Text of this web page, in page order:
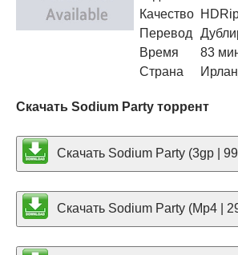
Качество
Перевод
Время
83
Страна
Скачать Sodium Party торрент
Скачать Sodium Party (3gp |
Скачать Sodium Party (Mp4 |